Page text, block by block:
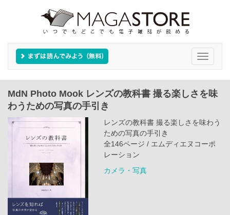
Toggle
MdN Photo Mook レンズの教科書 撮る楽しさを味
わうための写真の手引き
レンズの教科書 撮る楽しさを味わう
ための写真の手引き
全146ページ / エムディエヌコーポ
レーション
カメラ・写真